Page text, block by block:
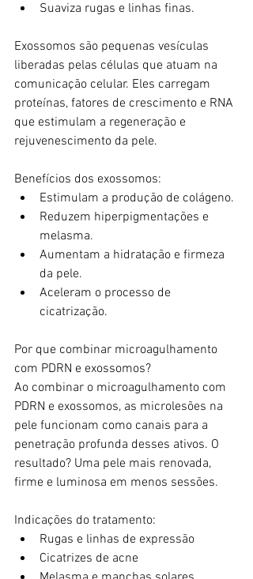
Suaviza rugas e linhas finas.
Exossomos são pequenas vesículas
liberadas pelas células que atuam na
comunicação celular. Eles carregam
proteínas, fatores de crescimento e RNA
que estimulam a regeneração e
rejuvenescimento da pele.
Benefícios dos exossomos:
Estimulam a produção de colágeno.
Reduzem hiperpigmentações e
melasma.
Aumentam a hidratação e firmeza
da pele.
Aceleram o processo de
cicatrização.
Por que combinar microagulhamento
com PDRN e exossomos?
Ao combinar o microagulhamento com
PDRN e exossomos, as microlesões na
pele funcionam como canais para a
penetração profunda desses ativos. O
resultado? Uma pele mais renovada,
firme e luminosa em menos sessões.
Indicações do tratamento:
Rugas e linhas de expressão
Cicatrizes de acne